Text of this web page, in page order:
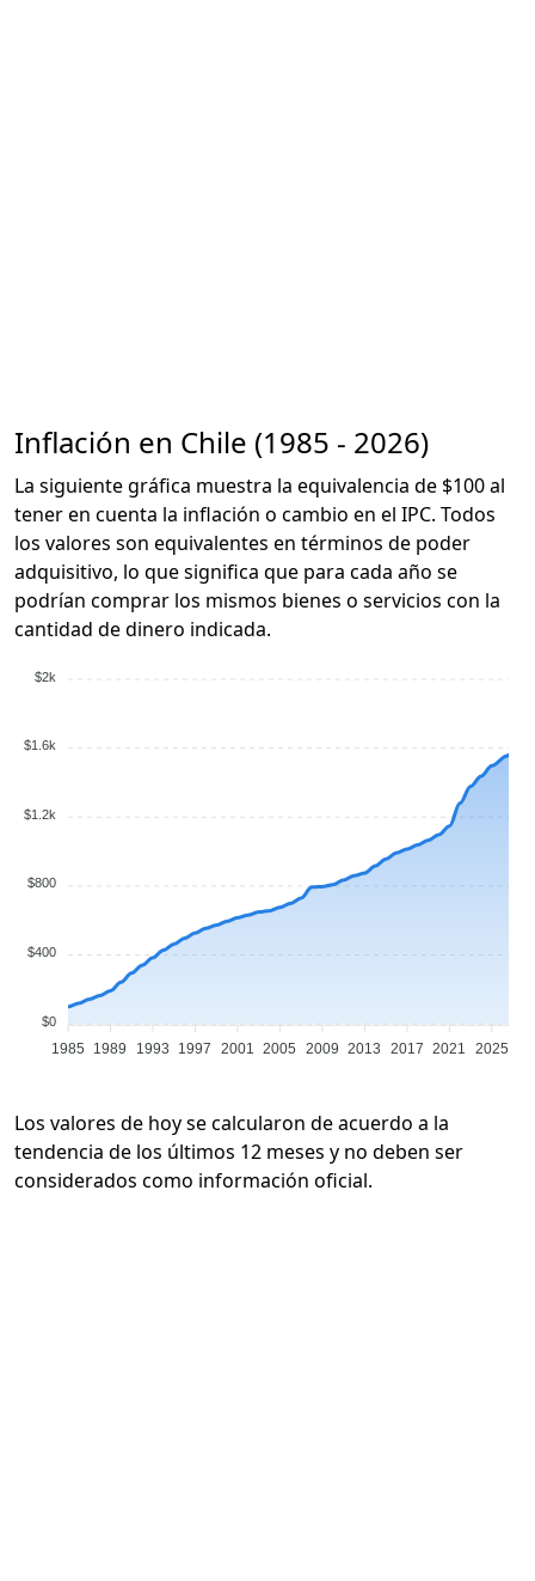
Inflación en Chile (1985 - 2026)
La siguiente gráfica muestra la equivalencia de $100 al
tener en cuenta la inflación o cambio en el IPC. Todos
los valores son equivalentes en términos de poder
adquisitivo, lo que significa que para cada año se
podrían comprar los mismos bienes o servicios con la
cantidad de dinero indicada.
$2k
$1.6k
$1.2k
$800
$400
$0
1985 1989 1993 1997 2001 2005 2009 2013 2017 2021 2025
Los valores de hoy se calcularon de acuerdo a la
tendencia de los últimos 12 meses y no deben ser
considerados como información oficial.